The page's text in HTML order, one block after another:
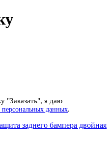
"Заказать", я даю
персональных данных.
заднего бампера двойная